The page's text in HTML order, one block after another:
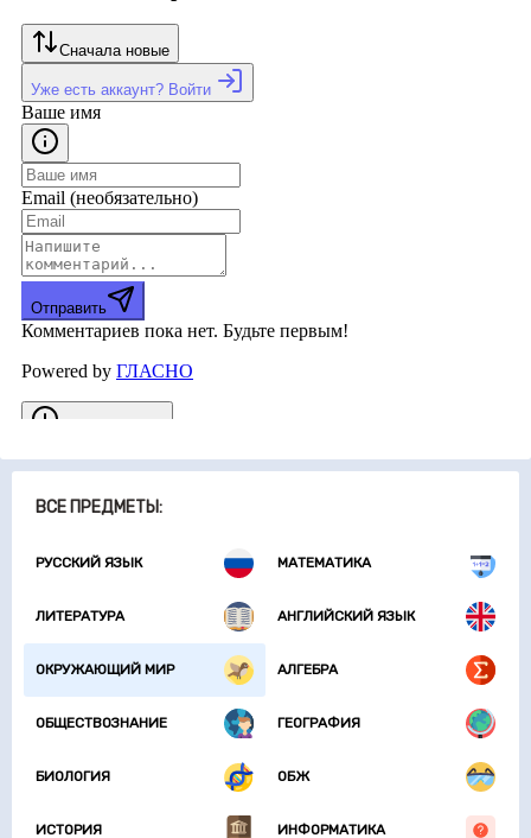
ВСЕ ПРЕДМЕТЫ:
РУССКИЙ ЯЗЫК МАТЕМАТИКА
ЛИТЕРАТУРА АНГЛИЙСКИЙ ЯЗЫК
ОКРУЖАЮЩИЙ МИР АЛГЕБРА
ОБЩЕСТВОЗНАНИЕ ГЕОГРАФИЯ
БИОЛОГИЯ ОБЖ
ИСТОРИЯ ИНФОРМАТИКА